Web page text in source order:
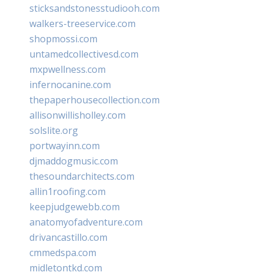
sticksandstonesstudiooh.com
walkers-treeservice.com
shopmossi.com
untamedcollectivesd.com
mxpwellness.com
infernocanine.com
thepaperhousecollection.com
allisonwillisholley.com
solslite.org
portwayinn.com
djmaddogmusic.com
thesoundarchitects.com
allin1roofing.com
keepjudgewebb.com
anatomyofadventure.com
drivancastillo.com
cmmedspa.com
midletontkd.com